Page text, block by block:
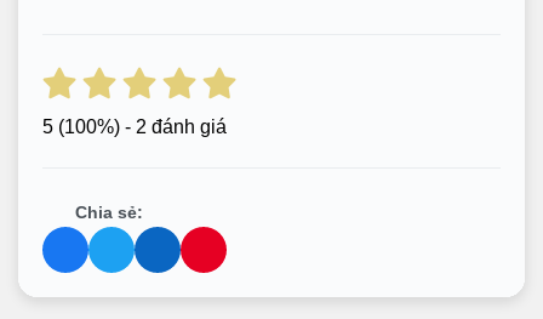
5 (100%) - 2 đánh giá
Chia sẻ: